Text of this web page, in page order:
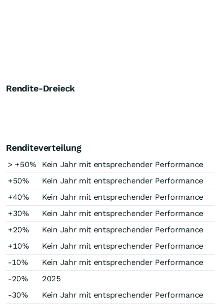
Rendite-Dreieck
Renditeverteilung
> +50%
Kein Jahr mit entsprechender Performance
+50%
Kein Jahr mit entsprechender Performance
+40%
Kein Jahr mit entsprechender Performance
+30%
Kein Jahr mit entsprechender Performance
+20%
Kein Jahr mit entsprechender Performance
+10%
Kein Jahr mit entsprechender Performance
-10%
Kein Jahr mit entsprechender Performance
-20%
2025
-30%
Kein Jahr mit entsprechender Performance